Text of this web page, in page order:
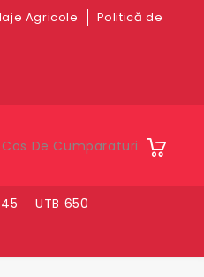
Agricole Politică de
Cos De Cumparaturi
UTB 650